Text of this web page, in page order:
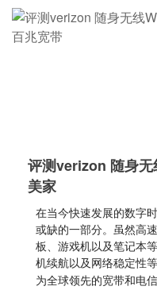
评测verizon 随身
美家
在当今快速发展的数字
或缺的一部分。虽然高
板、游戏机以及笔记本
机续航以及网络稳定性
为全球领先的宽带和电